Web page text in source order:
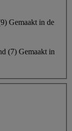
9) Gemaakt in de
(7) Gemaakt in